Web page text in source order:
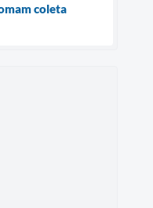
coleta